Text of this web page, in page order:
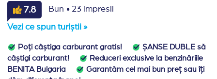
7.8 Bun · 23 impresii
Vezi ce spun turiștii »
Poți câștiga carburant gratis!
ȘANSE DUBLE să
câștigi carburant!
Reduceri exclusive la benzinăriile
BENITA Bulgaria
Garantăm cel mai bun preț sau îți